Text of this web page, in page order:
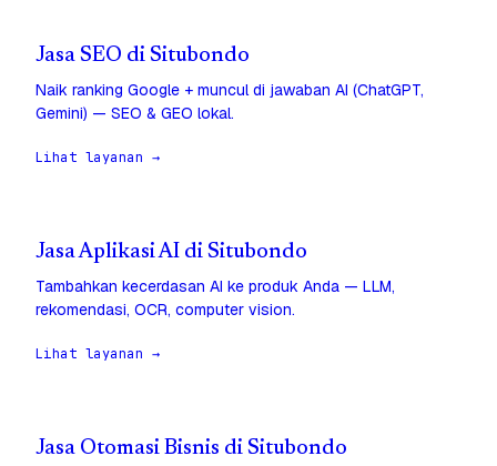
Jasa SEO di Situbondo
Naik ranking Google + muncul di jawaban AI (ChatGPT,
Gemini) — SEO & GEO lokal.
Lihat layanan →
Jasa Aplikasi AI di Situbondo
Tambahkan kecerdasan AI ke produk Anda — LLM,
rekomendasi, OCR, computer vision.
Lihat layanan →
Jasa Otomasi Bisnis di Situbondo